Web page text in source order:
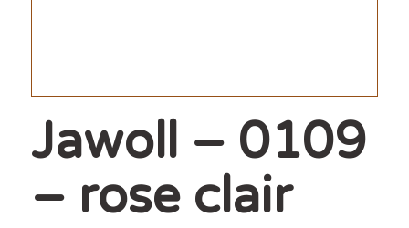
Jawoll – 0109
– rose clair